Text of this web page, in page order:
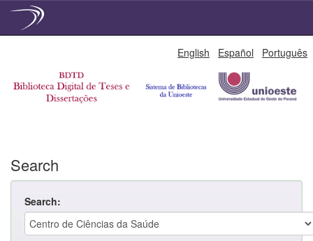
English Español Português
Search
Search: